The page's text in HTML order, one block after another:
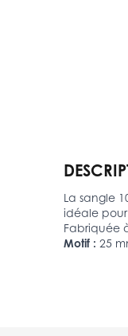
La sangle
idéale pour
Fabriquée
Motif : 25